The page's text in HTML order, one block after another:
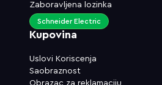
Zaboravljena lozinka
Kupovina
Uslovi Koriscenja
Saobraznost
Obrazac za reklamaciju
Schneider Electric